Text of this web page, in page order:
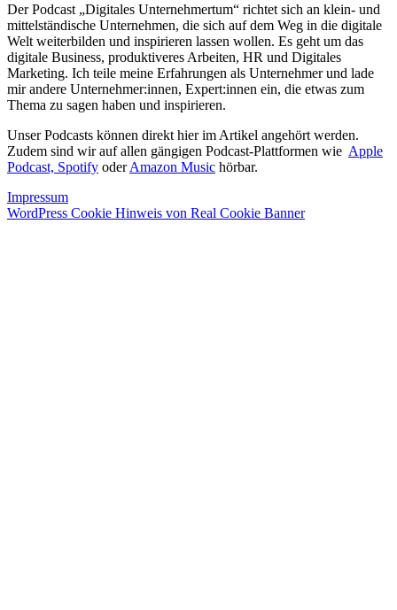
Der Podcast „Digitales Unternehmertum“ richtet sich an klein- und
mittelständische Unternehmen, die sich auf dem Weg in die digitale
Welt weiterbilden und inspirieren lassen wollen. Es geht um das
digitale Business, produktiveres Arbeiten, HR und Digitales
Marketing. Ich teile meine Erfahrungen als Unternehmer und lade
mir andere Unternehmer:innen, Expert:innen ein, die etwas zum
Thema zu sagen haben und inspirieren.
Unser Podcasts können direkt hier im Artikel angehört werden.
Zudem sind wir auf allen gängigen Podcast-Plattformen wie Apple
Podcast, Spotify oderAmazon Music hörbar.
Impressum
WordPress Cookie Hinweis von Real Cookie Banner